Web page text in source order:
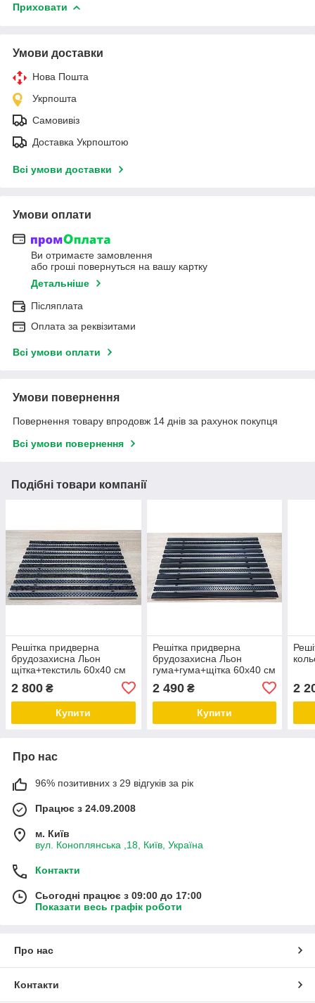
Приховати
Умови доставки
Нова Пошта
Укрпошта
Самовивіз
Доставка Укрпоштою
Всі умови доставки
Умови оплати
Ви отримаєте замовлення
або гроші повернуться на вашу картку
Детальніше
Післяплата
Оплата за реквізитами
Всі умови оплати
Умови повернення
Повернення товару впродовж 14 днів за рахунок покупця
Всі умови повернення
Подібні товари компанії
Решітка придверна
брудозахисна Льон
щітка+текстиль 60х40 см
2 800 ₴
Купити
Решітка придверна
брудозахисна Льон
гума+гума+щітка 60х40 см
2 490₴
Купити
2
Про нас
96% позитивних з 29 відгуків за рік
Працює з 24.09.2008
м. Київ
вул. Коноплянська ,18, Київ, Україна
Контакти
Сьогодні працює з 09:00 до 17:00
Показати весь графік роботи
Про нас
Контакти